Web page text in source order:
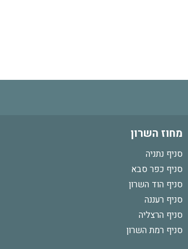
מחוז השרון
סניף נתניה
סניף כפר סבא
סניף הוד השרון
סניף רעננה
סניף הרצליה
סניף רמת השרון